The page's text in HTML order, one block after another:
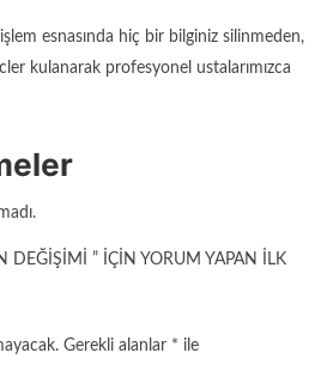
esnasında hiç bir bilginiz silinmeden,
kulanarak profesyonel ustalarımızca
DEĞIŞIMI ” IÇIN YORUM YAPAN ILK
Gerekli alanlar * ile